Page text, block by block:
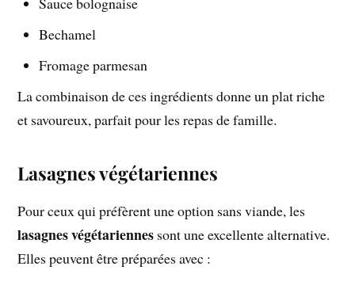
Bechamel
Fromage parmesan
La combinaison de ces ingrédients donne un plat riche
et savoureux, parfait pour les repas de famille.
Lasagnes végétariennes
Pour ceux qui préfèrent une option sans viande, les
lasagnes végétariennes sont une excellente alternative.
Elles peuvent être préparées avec :